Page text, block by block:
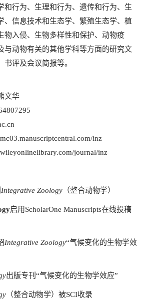
和行为、生理和行为、遗传和行为、生
、信息技术和生态学、繁殖生态学、植
物入侵、生物多样性和保护、动物疫
与动物有关的其他学科等方面的研究文
评及会议简报等。
文华
inz
journal/inz
Integrative Zoology （整合动物学）
启用ScholarOne Manuscripts在线投稿
Integrative Zoology“气候变化的生物学效
出版专刊“气候变化的生物学效应”
（整合动物学）被SCI收录